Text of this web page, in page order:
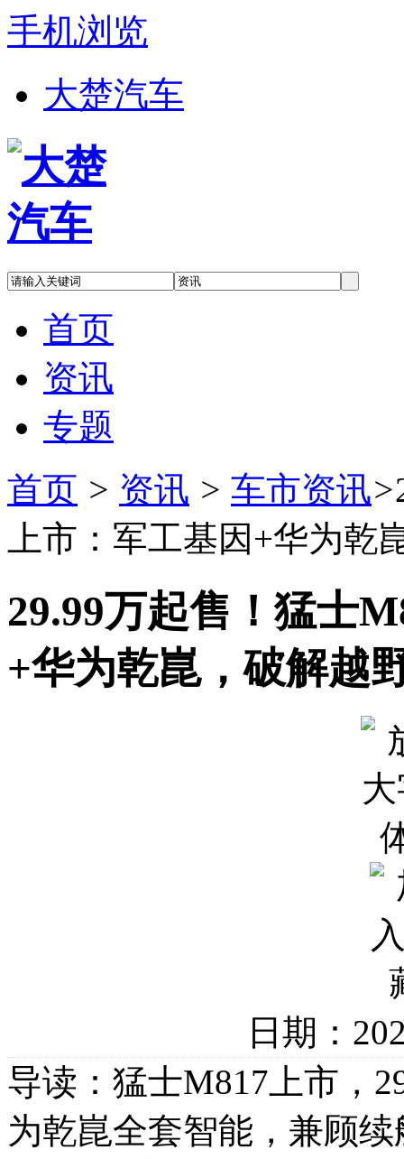
手机浏览
大楚汽车
首页
资讯
专题
首页 > 资讯 > 车市资讯>
上市：军工基因+华为
29.99万起售！猛士
+华为乾崑，破解越
日期：
导读：猛士M817上市，
为乾崑全套智能，兼顾